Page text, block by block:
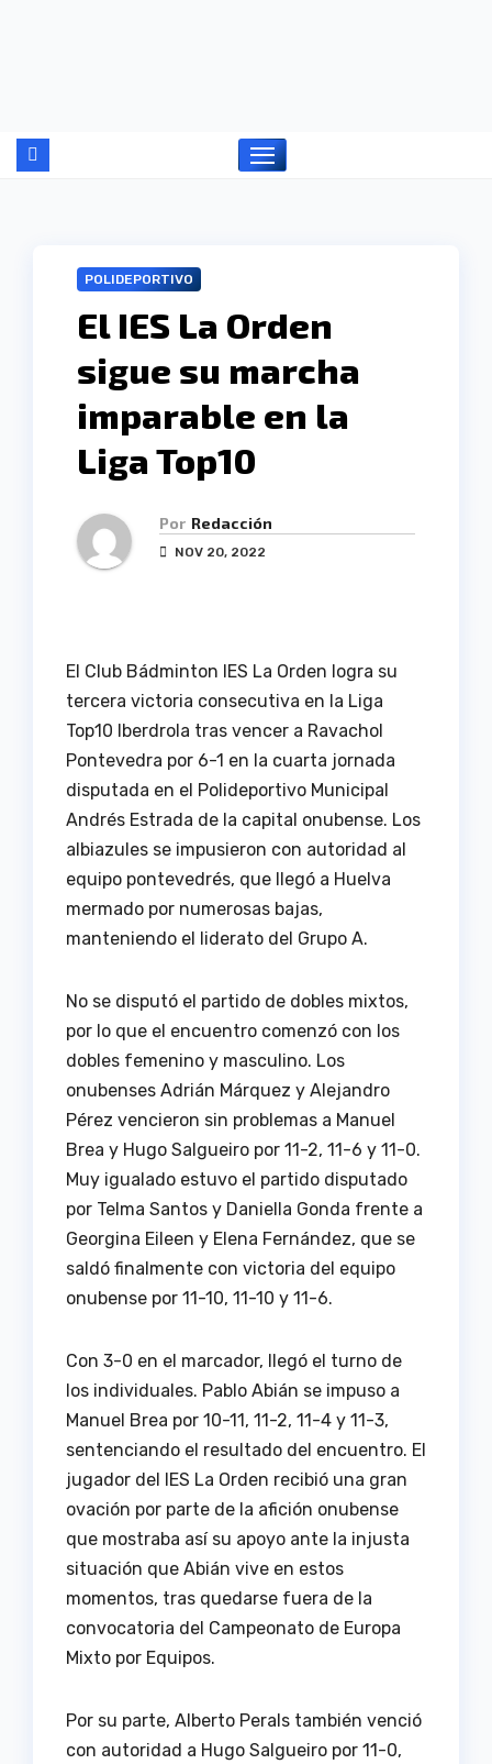
POLIDEPORTIVO
El IES La Orden
sigue su marcha
imparable en la
Liga Top10
Por Redacción
NOV 20, 2022
El Club Bádminton IES La Orden logra su
tercera victoria consecutiva en la Liga
Top10 Iberdrola tras vencer a Ravachol
Pontevedra por 6-1 en la cuarta jornada
disputada en el Polideportivo Municipal
Andrés Estrada de la capital onubense. Los
albiazules se impusieron con autoridad al
equipo pontevedrés, que llegó a Huelva
mermado por numerosas bajas,
manteniendo el liderato del Grupo A.
No se disputó el partido de dobles mixtos,
por lo que el encuentro comenzó con los
dobles femenino y masculino. Los
onubenses Adrián Márquez y Alejandro
Pérez vencieron sin problemas a Manuel
Brea y Hugo Salgueiro por 11-2, 11-6 y 11-0.
Muy igualado estuvo el partido disputado
por Telma Santos y Daniella Gonda frente a
Georgina Eileen y Elena Fernández, que se
saldó finalmente con victoria del equipo
onubense por 11-10, 11-10 y 11-6.
Con 3-0 en el marcador, llegó el turno de
los individuales. Pablo Abián se impuso a
Manuel Brea por 10-11, 11-2, 11-4 y 11-3,
sentenciando el resultado del encuentro. El
jugador del IES La Orden recibió una gran
ovación por parte de la afición onubense
que mostraba así su apoyo ante la injusta
situación que Abián vive en estos
momentos, tras quedarse fuera de la
convocatoria del Campeonato de Europa
Mixto por Equipos.
Por su parte, Alberto Perals también venció
con autoridad a Hugo Salgueiro por 11-0,